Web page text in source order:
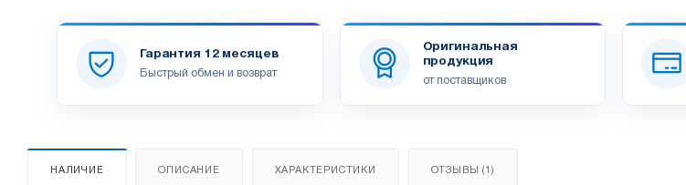
Гарантия 12 месяцев
Быстрый обмен и возврат
Оригинальная
продукция
от поставщиков
НАЛИЧИЕ ОПИСАНИЕ ХАРАКТЕРИСТИКИ ОТЗЫВЫ (1)